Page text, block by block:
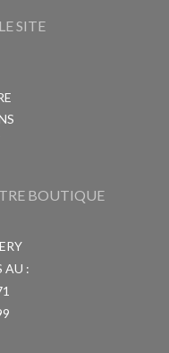
SITE
BOUTIQUE
AU :